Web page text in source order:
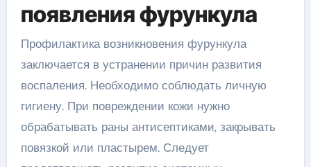
появления фурункула
Профилактика возникновения фурункула
заключается в устранении причин развития
воспаления. Необходимо соблюдать личную
гигиену. При повреждении кожи нужно
обрабатывать раны антисептиками, закрывать
повязкой или пластырем. Следует